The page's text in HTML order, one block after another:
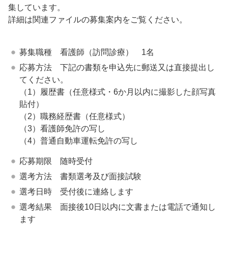
集しています。
詳細は関連ファイルの募集案内をご覧ください。
募集職種 看護師（訪問診療） 1名
応募方法 下記の書類を申込先に郵送又は直接提出し
てください。
（1）履歴書（任意様式・6か月以内に撮影した顔写真
貼付）
（2）職務経歴書（任意様式）
（3）看護師免許の写し
（4）普通自動車運転免許の写し
応募期限 随時受付
選考方法 書類選考及び面接試験
選考日時 受付後に連絡します
選考結果 面接後10日以内に文書または電話で通知し
ます